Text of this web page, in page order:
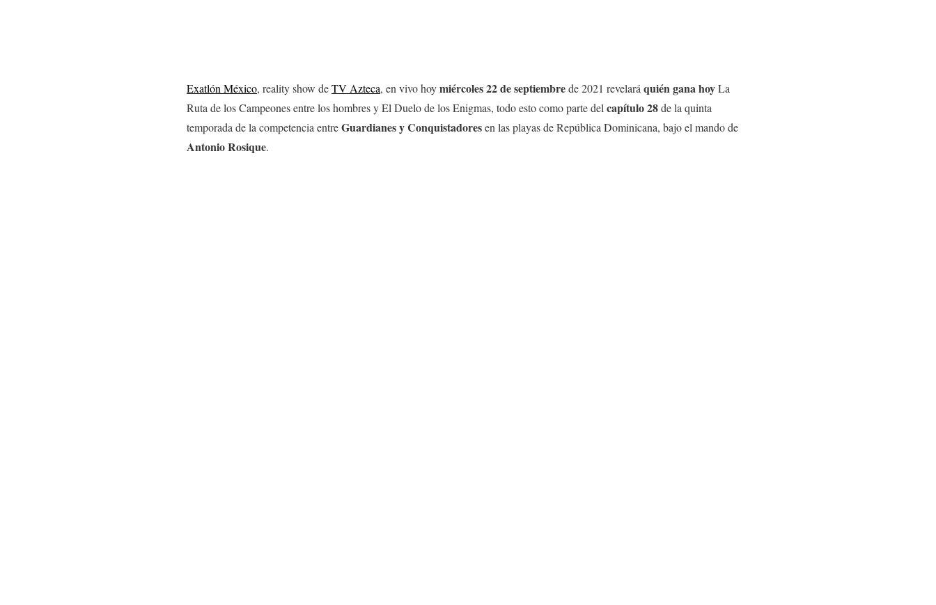
Exatlón México, reality show deTV Azteca, en vivo hoymiércoles 22de septiembrede 2021 revelará quién gana hoyLa
Ruta de los Campeones entre los hombres y El Duelo de los Enigmas, todo esto como parte del capítulo 28de la quinta
temporada de la competencia entreGuardianes y Conquistadoresen las playas de República Dominicana, bajo el mando de
Antonio Rosique.